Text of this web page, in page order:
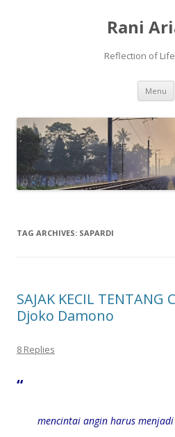
Rani
Reflection of
Menu
TAG ARCHIVES: SAPARDI
SAJAK KECIL TENTANG
Djoko Damono
8 Replies
“
mencintai angin harus